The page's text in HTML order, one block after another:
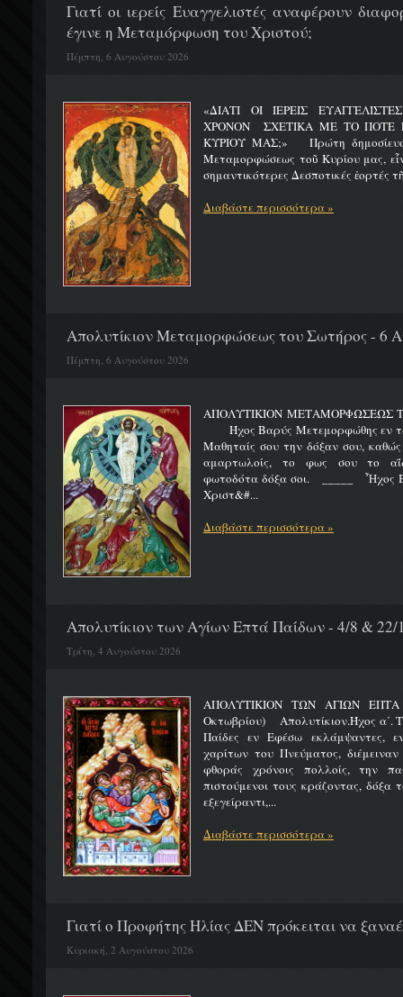
Γιατί οι ιερείς Ευαγγελιστές αναφέρουν
έγινε η Μεταμόρφωση του Χριστού;
Πέμπτη, 6 Αυγούστου 2026
«ΔΙΑΤΙ ΟΙ ΙΕΡΕΙΣ
ΧΡΟΝΟΝ ΣΧΕΤΙΚΑ ΜΕ ΤΟ ΠΟΤΕ
ΚΥΡΙΟΥ ΜΑΣ;» Πρώτη
Μεταμορφώσεως τοῦ Κυρίου μας,
σημαντικότερες Δεσποτικές ἑορτές
Διαβάστε περισσότερα »
Απολυτίκιον Μεταμορφώσεως του Σωτήρος - 6
Πέμπτη, 6 Αυγούστου 2026
ΑΠΟΛΥΤΙΚΙΟΝ
Ήχος Βαρύς Μετεμορφώθης εν τω
Μαθηταίς σου την δόξαν σου,
αμαρτωλοίς, το φως σου το
φωτοδότα δόξα σοι. _____ Ἦχος
Χριστ&#...
Διαβάστε περισσότερα »
Απολυτίκιον των Αγίων Επτά Παίδων - 4/8 & 22/
Τρίτη, 4 Αυγούστου 2026
ΑΠΟΛΥΤΙΚΙΟΝ ΤΩΝ ΑΓΙΩΝ ΕΠΤΑ
Οκτωβρίου) Απολυτίκιον.Ήχος α΄.
Παίδες εν Εφέσω εκλάμψαντες,
χαρίτων του Πνεύματος,
φθοράς χρόνοις πολλοίς, την
πιστούμενοι τους κράζοντας,
εξεγείραντι,...
Διαβάστε περισσότερα »
Γιατί ο Προφήτης Ηλίας ΔΕΝ πρόκειται να
Κυριακή, 2 Αυγούστου 2026